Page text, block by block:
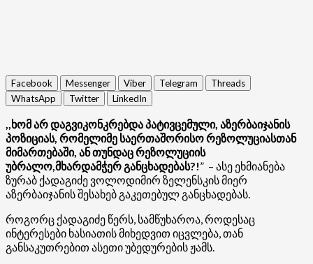
Facebook Messenger Viber Telegram
Threads
WhatsApp
Twitter LinkedIn
,,ხომ არ დაგვიკონკრებდა პატივცემული, აზერბაიჯანის
პოზიციას, რომელიმე საერთაშორისო რეზოლუციასთან
მიმართებაში, ან თუნდაც რეზოლუციის
უბრალო,მხარდამჭერ განცხადებას?!” – ასე ეხმიანება
ზურაბ ქადაგიძე ვოლოდიმირ ზელენსკის მიერ
აზერბაიჯანის შესახებ გაკეთებულ განცხადებას.
როგორც ქადაგიძე წერს, სამწუხაროა, როდესაც
ინტერესები ხასიათის მიხედვით იცვლება, თან
განსაკუთრებით ასეთი უბედურების ჟამს.